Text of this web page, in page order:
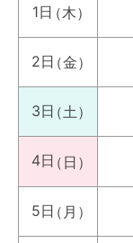
1日（木）
2日（金）
3日（土）
4日（日）
5日（月）